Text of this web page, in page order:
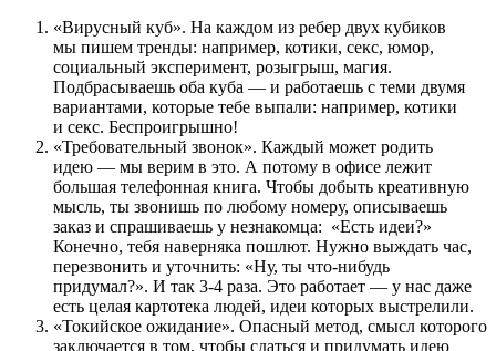
«Вирусный куб». На каждом из ребер двух кубиков
мы пишем тренды: например, котики, секс, юмор,
социальный эксперимент, розыгрыш, магия.
Подбрасываешь оба куба — и работаешь с теми двумя
вариантами, которые тебе выпали: например, котики
и секс. Беспроигрышно!
«Требовательный звонок». Каждый может родить
идею — мы верим в это. А потому в офисе лежит
большая телефонная книга. Чтобы добыть креативную
мысль, ты звонишь по любому номеру, описываешь
заказ и спрашиваешь у незнакомца: «Есть идеи?»
Конечно, тебя наверняка пошлют. Нужно выждать час,
перезвонить и уточнить: «Ну, ты что-нибудь
придумал?». И так 3-4 раза. Это работает — у нас даже
есть целая картотека людей, идеи которых выстрелили.
«Токийское ожидание». Опасный метод, смысл которого
заключается в том, чтобы сдаться и придумать идею